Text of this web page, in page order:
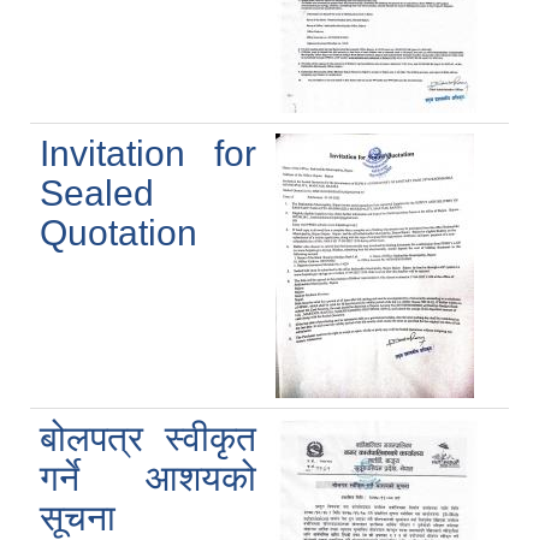
Invitation for
Sealed
Quotation
बोलपत्र स्वीकृत
गर्ने आशयको
सूचना